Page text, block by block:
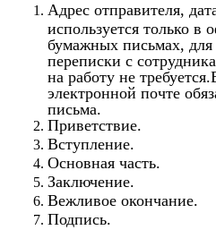
Адрес отправителя,
используется только в
бумажных письмах, для
переписки с
на работу не
электронной почте
письма.
Приветствие.
Вступление.
Основная часть.
Заключение.
Вежливое окончание.
Подпись.